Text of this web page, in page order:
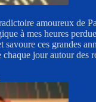
amoureux de
à mes heures
savoure ces grandes
jour autour des